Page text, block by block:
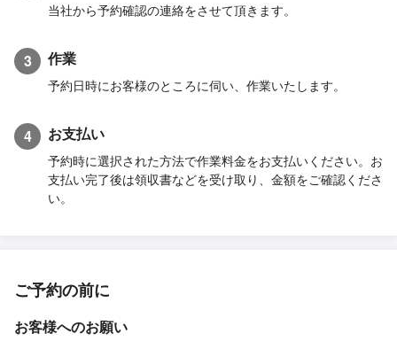
当社から予約確認の連絡をさせて頂きます。
3 作業
予約日時にお客様のところに伺い、作業いたします。
4 お支払い
予約時に選択された方法で作業料金をお支払いください。お
支払い完了後は領収書などを受け取り、金額をご確認くださ
い。
ご予約の前に
お客様へのお願い